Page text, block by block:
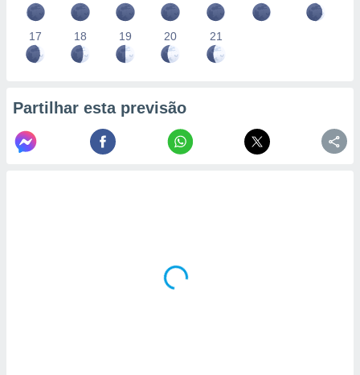
17 18 19 20 21
Partilhar esta previsão